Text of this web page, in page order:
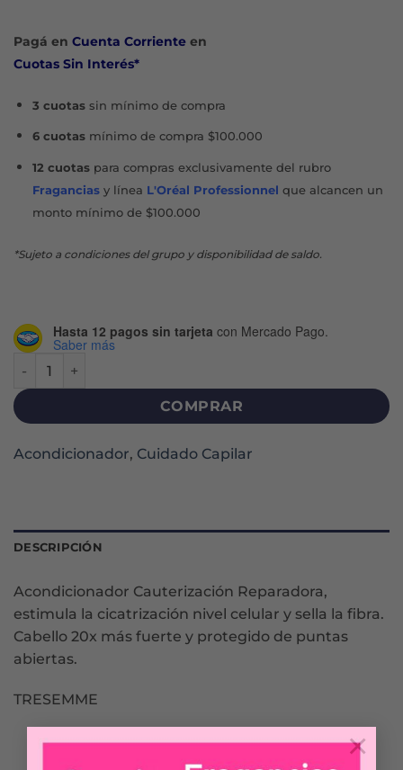
×
original
era:
actual
Pagá en Cuenta Corriente en
Cuotas Sin Interés*
3 cuotassin mínimo de compra
6 cuotasmínimo de compra $100.000
12 cuotaspara compras exclusivamente del rubro
Fraganciasy línea L'Oréal Professionnel que alcancen un
monto mínimo de $100.000
*Sujeto a condiciones del grupo y disponibilidad de saldo.
Hasta 12 pagos sin tarjeta con Mercado Pago.
Saber más
COMPRAR
Acondicionador, Cuidado Capilar
DESCRIPCIÓN
Acondicionador Cauterización Reparadora,
estimula la cicatrización nivel celular y sella la fibra.
Cabello 20x más fuerte y protegido de puntas
abiertas.
TRESEMME